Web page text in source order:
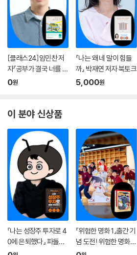
[클래스24]임민찬 저
자『공부가 결국 너를 지
켜줄 거야』온라인 북토
0원
『나는 왜 네 말이 힘들
까』 박재연 저자 북토크
5,000원
이 분야 신상품
『나는 성장주 투자로 4
0에 은퇴했다』 파돌댁
온라인 북토크
『위험한 명화 1』출간 기
념 도전! 위험한 명화
탐정단 연극